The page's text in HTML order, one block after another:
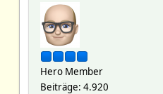
Hero Member
Beiträge: 4.920